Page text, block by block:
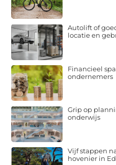
Autolift of
locatie en
Financieel
ondernemers
Grip op
onderwijs
Vijf stappen
hovenier in